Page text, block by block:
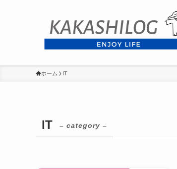
ホーム IT
IT – category –